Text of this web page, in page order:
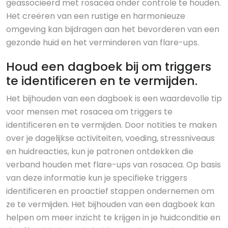
geassocieerd met rosacea onder controle te houden.
Het creëren van een rustige en harmonieuze
omgeving kan bijdragen aan het bevorderen van een
gezonde huid en het verminderen van flare-ups.
Houd een dagboek bij om triggers
te identificeren en te vermijden.
Het bijhouden van een dagboek is een waardevolle tip
voor mensen met rosacea om triggers te
identificeren en te vermijden. Door notities te maken
over je dagelijkse activiteiten, voeding, stressniveaus
en huidreacties, kun je patronen ontdekken die
verband houden met flare-ups van rosacea. Op basis
van deze informatie kun je specifieke triggers
identificeren en proactief stappen ondernemen om
ze te vermijden. Het bijhouden van een dagboek kan
helpen om meer inzicht te krijgen in je huidconditie en